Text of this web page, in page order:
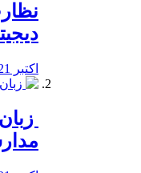
اکتبر 21, 2019